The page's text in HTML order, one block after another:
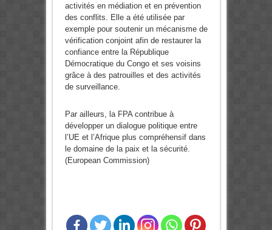
activités en médiation et en prévention
des conflits. Elle a été utilisée par
exemple pour soutenir un mécanisme de
vérification conjoint afin de restaurer la
confiance entre la République
Démocratique du Congo et ses voisins
grâce à des patrouilles et des activités
de surveillance.
Par ailleurs, la FPA contribue à
développer un dialogue politique entre
l’UE et l’Afrique plus compréhensif dans
le domaine de la paix et la sécurité.
(European Commission)